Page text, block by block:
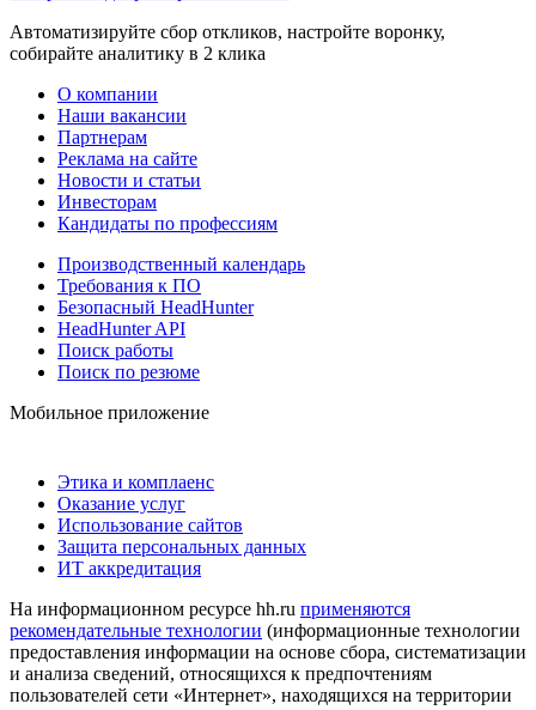
Автоматизируйте сбор откликов, настройте воронку,
собирайте аналитику в 2 клика
О компании
Наши вакансии
Партнерам
Реклама на сайте
Новости и статьи
Инвесторам
Кандидаты по профессиям
Производственный календарь
Требования к ПО
Безопасный HeadHunter
HeadHunter API
Поиск работы
Поиск по резюме
Мобильное приложение
Этика и комплаенс
Оказание услуг
Использование сайтов
Защита персональных данных
ИТ аккредитация
На информационном ресурсе hh.ru применяются
рекомендательные технологии (информационные технологии
предоставления информации на основе сбора, систематизации
и анализа сведений, относящихся к предпочтениям
пользователей сети «Интернет», находящихся на территории